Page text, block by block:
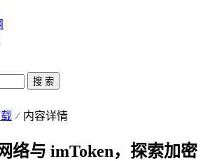
搜 索
内容详情
络与 imToken，探索加密